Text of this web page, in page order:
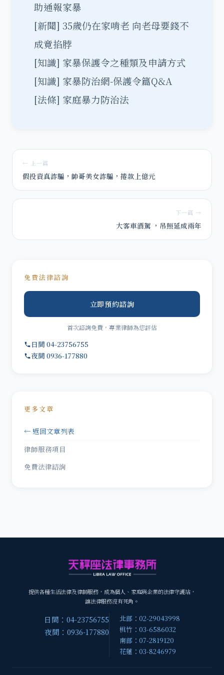
助通報家暴
[新聞] 35歲仍在家啃老 向老母要錢不
成竟掐脖
[知識] 家暴保護令之種類及申請方式
[知識] 家暴防治網-保護令篇Q&A
[法條] 家庭暴力防治法
← 上一篇
假投資真詐騙，帥哥美女詐騙，捲款上億元
下一篇 →
大客車酒駕 ，吊照延成兩年
免費法律諮詢
立即預約諮詢
首次諮詢免費，專業律師為您評估
日間 04-23756755
夜間 0936-177880
更多文章
← 返回文章列表
律師服務項目
免費法律諮詢
提供各種生活法律及律師服務，成為個人、家庭與企業的法律守護站，
讓法律服務沒有死角。
日間：04-23756755
夜間：0936-177880
北部：02-29043998
桃竹：03-6586032
南部：07-2819120
花蓮：03-8246979